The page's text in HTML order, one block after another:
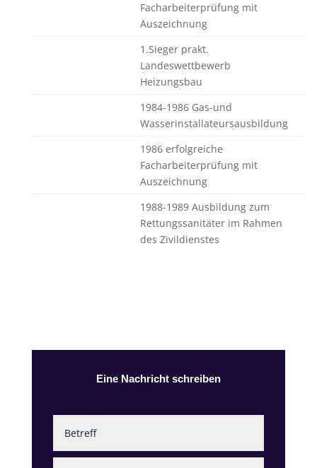
Facharbeiterprüfung mit
Auszeichnung
1.Sieger prakt.
Landeswettbewerb
Heizungsbau
1984-1986 Gas-und
Wasserinstallateursausbildung
1986 erfolgreiche
Facharbeiterprüfung mit
Auszeichnung
1988-1989 Ausbildung zum
Rettungssanitäter im Rahmen
des Zivildienstes
Eine Nachricht schreiben